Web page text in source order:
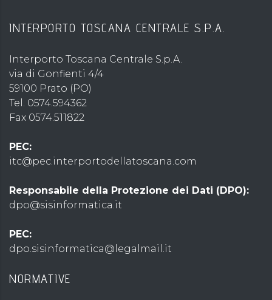
INTERPORTO TOSCANA CENTRALE S.P.A.
Interporto Toscana Centrale S.p.A.
via di Gonfienti 4/4
59100 Prato (PO)
Tel. 0574.594362
Fax 0574.511822
PEC:
itc@pec.interportodellatoscana.com
Responsabile della Protezione dei Dati (DPO):
dpo@sisinformatica.it
PEC:
dpo.sisinformatica@legalmail.it
NORMATIVE